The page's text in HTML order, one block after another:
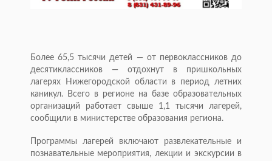
Более 65,5 тысячи детей — от первоклассников до
десятиклассников — отдохнут в пришкольных
лагерях Нижегородской области в период летних
каникул. Всего в регионе на базе образовательных
организаций работает свыше 1,1 тысячи лагерей,
сообщили в министерстве образования региона.
Программы лагерей включают развлекательные и
познавательные мероприятия, лекции и экскурсии в